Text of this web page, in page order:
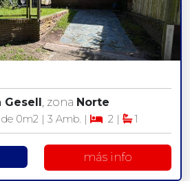
Gesell, zona Norte
de 0m2 | 3 Amb. | 2 | 1
más info